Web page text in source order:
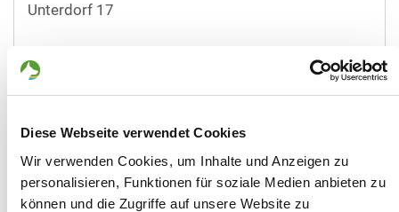
Diese Webseite verwendet Cookies
Wir verwenden Cookies, um Inhalte und Anzeigen zu
personalisieren, Funktionen für soziale Medien anbieten zu
können und die Zugriffe auf unsere Website zu
Unterdorf 17
99947 Illeben
Deutschland
Telefon:
03603845406